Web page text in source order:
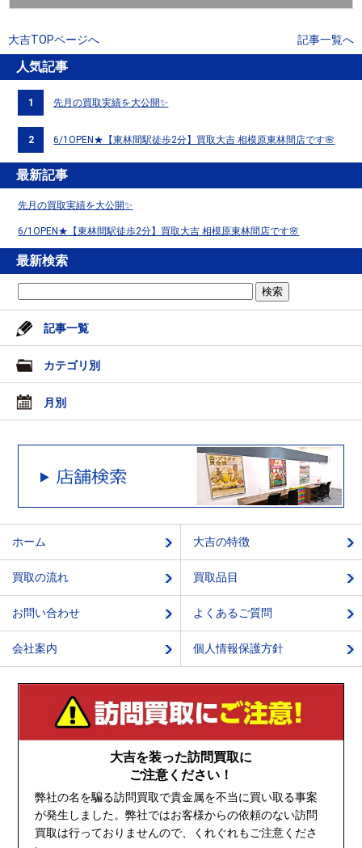
大吉TOPページへ 記事一覧へ
人気記事
1 先月の買取実績を大公開✨
2 6/1OPEN★【東林間駅徒歩2分】買取大吉 相模原東林間店です🌸
最新記事
先月の買取実績を大公開✨
6/1OPEN★【東林間駅徒歩2分】買取大吉 相模原東林間店です🌸
最新検索
記事一覧
カテゴリ別
月別
ホーム 大吉の特徴
買取の流れ 買取品目
お問い合わせ よくあるご質問
会社案内 個人情報保護方針
大吉を装った訪問買取に
ご注意ください！
弊社の名を騙る訪問買取で貴金属を不当に買い取る事案
が発生しました。弊社ではお客様からの依頼のない訪問
買取は行っておりませんので、くれぐれもご注意くださ